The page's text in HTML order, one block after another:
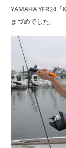
YAMAHA YFR24
まづめでした。